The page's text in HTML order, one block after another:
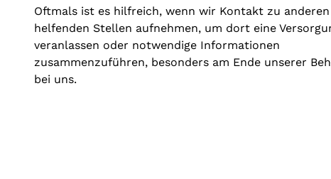
Oftmals ist es hilfreich, wenn wir Kontakt zu anderen
helfenden Stellen aufnehmen, um dort eine
veranlassen oder notwendige Informationen
zusammenzuführen, besonders am Ende unserer
bei uns.